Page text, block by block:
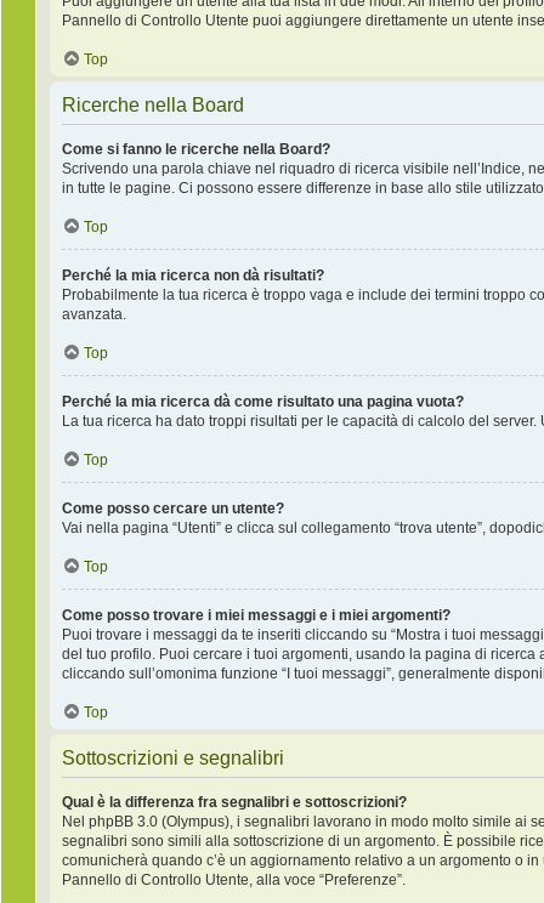
Pannello di Controllo Utente puoi aggiungere direttamente un utente
Top
Ricerche nella Board
Come si fanno le ricerche nella Board?
Scrivendo una parola chiave nel riquadro di ricerca visibile nell’Indice,
in tutte le pagine. Ci possono essere differenze in base allo stile
Top
Perché la mia ricerca non dà risultati?
Probabilmente la tua ricerca è troppo vaga e include dei termini troppo
avanzata.
Top
Perché la mia ricerca dà come risultato una pagina vuota?
La tua ricerca ha dato troppi risultati per le capacità di calcolo del
Top
Come posso cercare un utente?
Vai nella pagina “Utenti” e clicca sul collegamento “trova utente”,
Top
Come posso trovare i miei messaggi e i miei argomenti?
Puoi trovare i messaggi da te inseriti cliccando su “Mostra i tuoi
del tuo profilo. Puoi cercare i tuoi argomenti, usando la pagina di
cliccando sull’omonima funzione “I tuoi messaggi”, generalmente
Top
Sottoscrizioni e segnalibri
Qual è la differenza fra segnalibri e sottoscrizioni?
Nel phpBB 3.0 (Olympus), i segnalibri lavorano in modo molto simile ai
segnalibri sono simili alla sottoscrizione di un argomento. È possibile
comunicherà quando c’è un aggiornamento relativo a un argomento o
Pannello di Controllo Utente, alla voce “Preferenze”.